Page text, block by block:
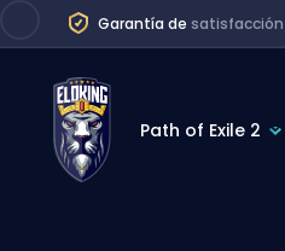
Garantía de satisfacción
Path of Exile 2